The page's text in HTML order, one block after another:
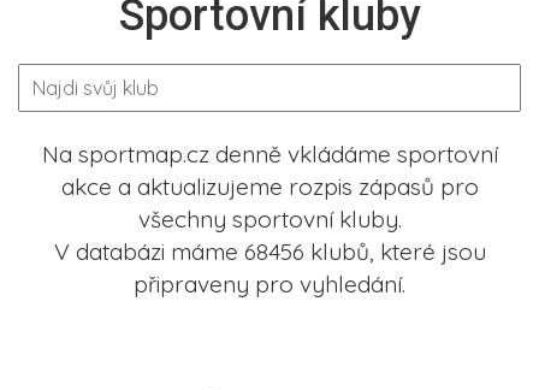
Sportovní kluby
Na sportmap.cz denně vkládáme sportovní
akce a aktualizujeme rozpis zápasů pro
všechny sportovní kluby.
V databázi máme 68456 klubů, které jsou
připraveny pro vyhledání.